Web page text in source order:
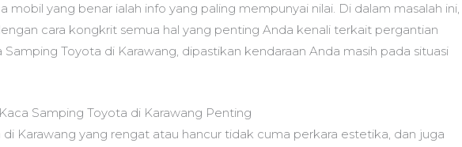
mobil yang benar ialah info yang paling mempunyai nilai. Di dalam masalah ini,
cara kongkrit semua hal yang penting Anda kenali terkait pergantian
Samping Toyota di Karawang, dipastikan kendaraan Anda masih pada situasi
Samping Toyota di Karawang Penting
Karawang yang rengat atau hancur tidak cuma perkara estetika, dan juga